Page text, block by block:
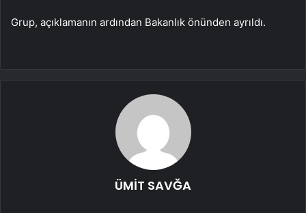
Grup, açıklamanın ardından Bakanlık önünden ayrıldı.
ÜMİT SAVĞA